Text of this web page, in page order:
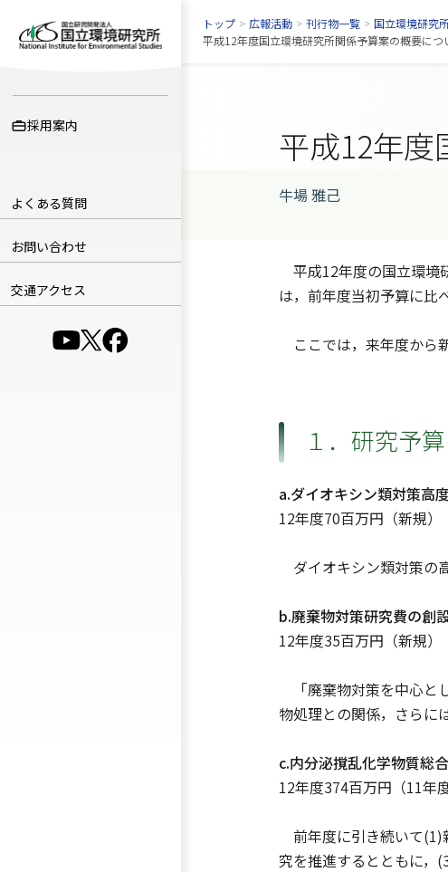
採用案内
よくある質問
お問い合わせ
交通アクセス
（別ウインドウで開きます）
（別ウインドウで開きます）
（別ウインドウで開きます）
トップ > 広報活動 > 刊行物一覧 > 国立環境研究
平成12年度国立環境研究所関係予算案の概要につ
平成12年度
牛場 雅己
平成12年度の国立環境
は，前年度当初予算に比
ここでは，来年度から
１．研究予
a.ダイオキシン類対策高
12年度70百万円（新規）
ダイオキシン類対策の
b.廃棄物対策研究費の創
12年度35百万円（新規）
「廃棄物対策を中心と
物処理との関係，さらに
c.内分泌撹乱化学物質総
12年度374百万円（11年
前年度に引き続いて(1)
究を推進するとともに，